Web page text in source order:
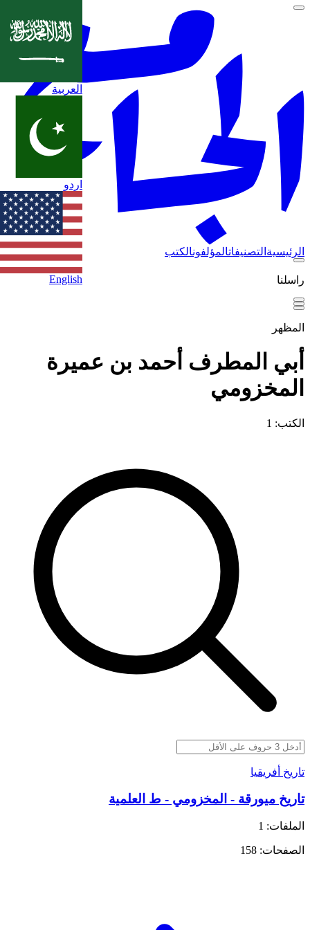
الرئيسية التصنيفاتالمؤلفونالكتب
راسلنا
العربية
اردو
English
المظهر
أبي المطرف أحمد بن عميرة
المخزومي
الكتب: 1
تاريخ أفريقيا
تاريخ ميورقة - المخزومي - ط العلمية
الملفات: 1
الصفحات: 158